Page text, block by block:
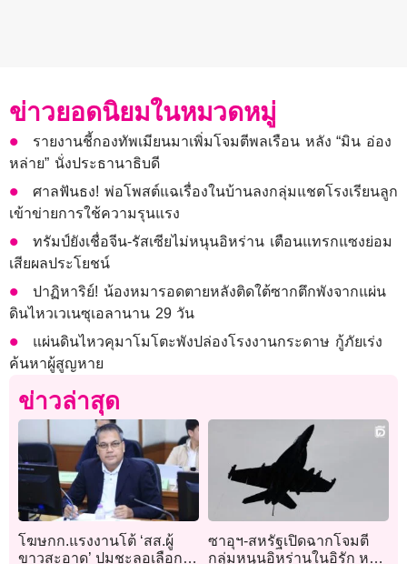
ข่าวยอดนิยมในหมวดหมู่
รายงานชี้กองทัพเมียนมาเพิ่มโจมตีพลเรือน หลัง “มิน อ่อง
หล่าย” นั่งประธานาธิบดี
ศาลฟันธง! พ่อโพสต์แฉเรื่องในบ้านลงกลุ่มแชตโรงเรียนลูก
เข้าข่ายการใช้ความรุนแรง
ทรัมป์ยังเชื่อจีน-รัสเซียไม่หนุนอิหร่าน เตือนแทรกแซงย่อม
เสียผลประโยชน์
ปาฏิหาริย์! น้องหมารอดตายหลังติดใต้ซากตึกพังจากแผ่น
ดินไหวเวเนซุเอลานาน 29 วัน
แผ่นดินไหวคุมาโมโตะพังปล่องโรงงานกระดาษ กู้ภัยเร่ง
ค้นหาผู้สูญหาย
ข่าวล่าสุด
โฆษกก.แรงงานโต้ ‘สส.ผู้
ขาวสะอาด’ ปมชะลอเลือกตั้ง
ซาอุฯ-สหรัฐเปิดฉากโจมตี
กลุ่มหนุนอิหร่านในอิรัก หลัง